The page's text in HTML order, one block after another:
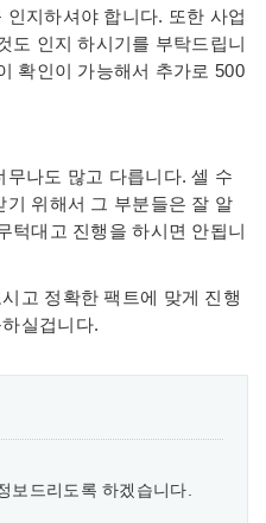
지하셔야 합니다. 또한 사업
도 인지 하시기를 부탁드립니
확인이 가능해서 추가로 500
나도 많고 다릅니다. 셀 수
기 위해서 그 부분들은 잘 알
턱대고 진행을 하시면 안됩니
고 정확한 팩트에 맞게 진행
실겁니다.
보드리도록 하겠습니다.